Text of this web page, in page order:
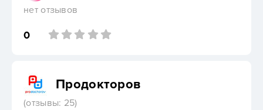
нет отзывов
0
Продокторов
(отзывы: 25)